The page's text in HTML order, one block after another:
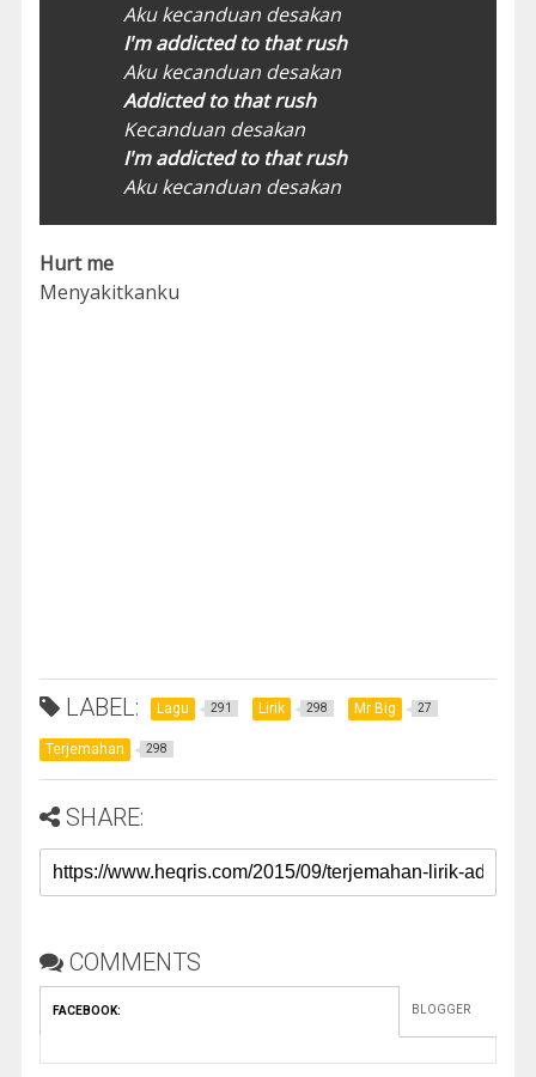
Aku kecanduan desakan
I'm addicted to that rush
Aku kecanduan desakan
Addicted to that rush
Kecanduan desakan
I'm addicted to that rush
Aku kecanduan desakan
Hurt me
Menyakitkanku
LABEL: Lagu 291 Lirik 298 Mr Big 27
Terjemahan 298
SHARE:
COMMENTS
FACEBOOK: BLOGGER